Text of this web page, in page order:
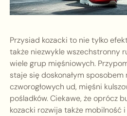
Przysiad kozacki to nie tylko
także niezwykle wszechstronny
wiele grup mięśniowych.
staje się doskonałym
czworogłowych ud, mięśni
pośladków. Ciekawe, że oprócz
kozacki rozwija także mobilność